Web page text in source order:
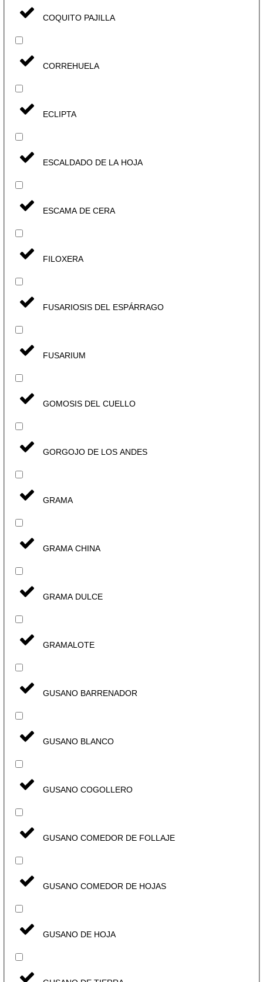
COQUITO PAJILLA
CORREHUELA
ECLIPTA
ESCALDADO DE LA HOJA
ESCAMA DE CERA
FILOXERA
FUSARIOSIS DEL ESPÁRRAGO
FUSARIUM
GOMOSIS DEL CUELLO
GORGOJO DE LOS ANDES
GRAMA
GRAMA CHINA
GRAMA DULCE
GRAMALOTE
GUSANO BARRENADOR
GUSANO BLANCO
GUSANO COGOLLERO
GUSANO COMEDOR DE FOLLAJE
GUSANO COMEDOR DE HOJAS
GUSANO DE HOJA